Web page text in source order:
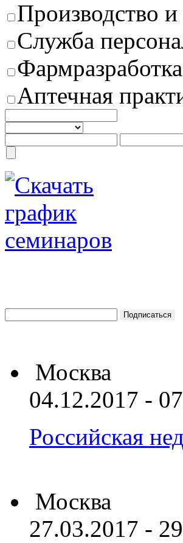
Производство
Служба
Фармразработка
Аптечная
Москва
04.12.2017 -
Российская
Москва
27.03.2017 -